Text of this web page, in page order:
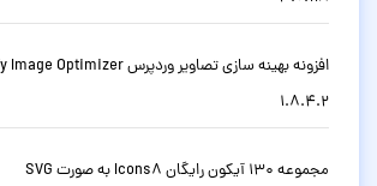
1.8.4.2
مجموعه 130 آیکون رایگان Icons8 به صورت SVG